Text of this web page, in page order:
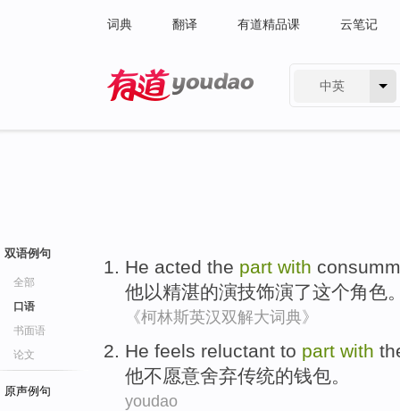
词典 翻译 有道精品课 云笔记
中英
双语例句
全部
口语
书面语
论文
原声例句
He acted the part with
他以精湛的演技饰演了这个角色
《柯林斯英汉双解大词典》
He feels reluctant to part with
他不愿意舍弃传统的钱包。
youdao